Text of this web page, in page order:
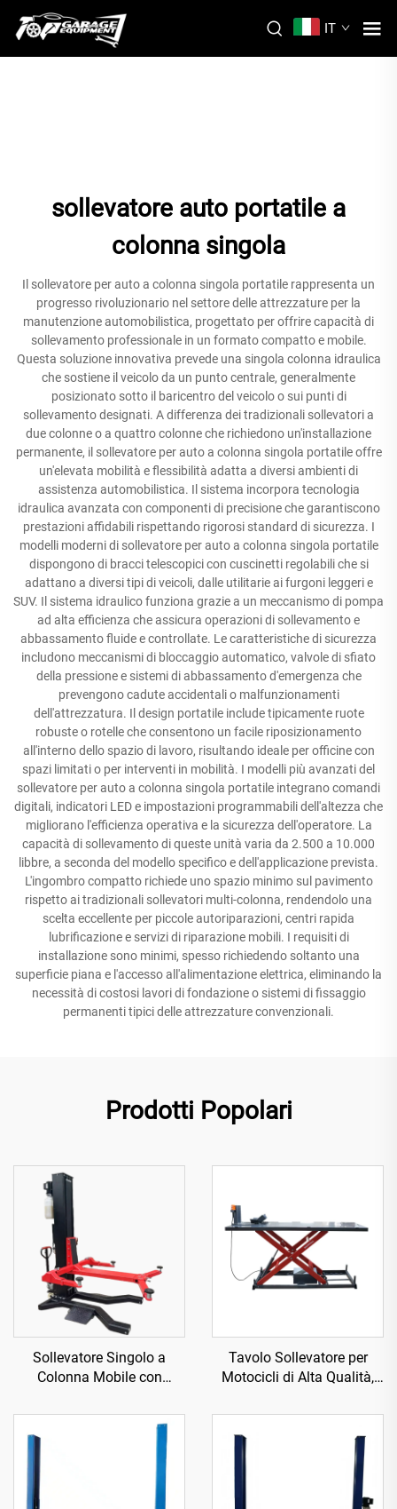
IT
sollevatore auto portatile a
colonna singola
Il sollevatore per auto a colonna singola portatile rappresenta un
progresso rivoluzionario nel settore delle attrezzature per la
manutenzione automobilistica, progettato per offrire capacità di
sollevamento professionale in un formato compatto e mobile.
Questa soluzione innovativa prevede una singola colonna idraulica
che sostiene il veicolo da un punto centrale, generalmente
posizionato sotto il baricentro del veicolo o sui punti di
sollevamento designati. A differenza dei tradizionali sollevatori a
due colonne o a quattro colonne che richiedono un'installazione
permanente, il sollevatore per auto a colonna singola portatile offre
un'elevata mobilità e flessibilità adatta a diversi ambienti di
assistenza automobilistica. Il sistema incorpora tecnologia
idraulica avanzata con componenti di precisione che garantiscono
prestazioni affidabili rispettando rigorosi standard di sicurezza. I
modelli moderni di sollevatore per auto a colonna singola portatile
dispongono di bracci telescopici con cuscinetti regolabili che si
adattano a diversi tipi di veicoli, dalle utilitarie ai furgoni leggeri e
SUV. Il sistema idraulico funziona grazie a un meccanismo di pompa
ad alta efficienza che assicura operazioni di sollevamento e
abbassamento fluide e controllate. Le caratteristiche di sicurezza
includono meccanismi di bloccaggio automatico, valvole di sfiato
della pressione e sistemi di abbassamento d'emergenza che
prevengono cadute accidentali o malfunzionamenti
dell'attrezzatura. Il design portatile include tipicamente ruote
robuste o rotelle che consentono un facile riposizionamento
all'interno dello spazio di lavoro, risultando ideale per officine con
spazi limitati o per interventi in mobilità. I modelli più avanzati del
sollevatore per auto a colonna singola portatile integrano comandi
digitali, indicatori LED e impostazioni programmabili dell'altezza che
migliorano l'efficienza operativa e la sicurezza dell'operatore. La
capacità di sollevamento di queste unità varia da 2.500 a 10.000
libbre, a seconda del modello specifico e dell'applicazione prevista.
L'ingombro compatto richiede uno spazio minimo sul pavimento
rispetto ai tradizionali sollevatori multi-colonna, rendendolo una
scelta eccellente per piccole autoriparazioni, centri rapida
lubrificazione e servizi di riparazione mobili. I requisiti di
installazione sono minimi, spesso richiedendo soltanto una
superficie piana e l'accesso all'alimentazione elettrica, eliminando la
necessità di costosi lavori di fondazione o sistemi di fissaggio
permanenti tipici delle attrezzature convenzionali.
Prodotti Popolari
Sollevatore Singolo a
Colonna Mobile con
Tavolo Sollevatore per
Motocicli di Alta Qualità,
TP04157-DM-2275